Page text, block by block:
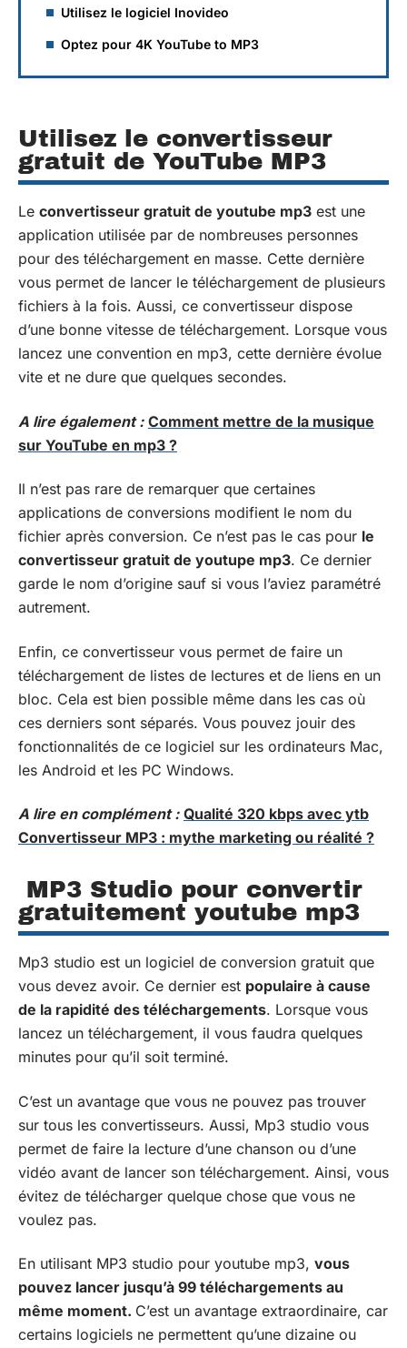
Utilisez le logiciel Inovideo
Optez pour 4K YouTube to MP3
Utilisez le convertisseur
gratuit de YouTube MP3
Le convertisseur gratuit de youtube mp3 est une
application utilisée par de nombreuses personnes
pour des téléchargement en masse. Cette dernière
vous permet de lancer le téléchargement de plusieurs
fichiers à la fois. Aussi, ce convertisseur dispose
d’une bonne vitesse de téléchargement. Lorsque vous
lancez une convention en mp3, cette dernière évolue
vite et ne dure que quelques secondes.
A lire également : Comment mettre de la musique
sur YouTube en mp3 ?
Il n’est pas rare de remarquer que certaines
applications de conversions modifient le nom du
fichier après conversion. Ce n’est pas le cas pour le
convertisseur gratuit de youtupe mp3. Ce dernier
garde le nom d’origine sauf si vous l’aviez paramétré
autrement.
Enfin, ce convertisseur vous permet de faire un
téléchargement de listes de lectures et de liens en un
bloc. Cela est bien possible même dans les cas où
ces derniers sont séparés. Vous pouvez jouir des
fonctionnalités de ce logiciel sur les ordinateurs Mac,
les Android et les PC Windows.
A lire en complément : Qualité 320 kbps avec ytb
Convertisseur MP3 : mythe marketing ou réalité ?
MP3 Studio pour convertir
gratuitement youtube mp3
Mp3 studio est un logiciel de conversion gratuit que
vous devez avoir. Ce dernier est populaire à cause
de la rapidité des téléchargements. Lorsque vous
lancez un téléchargement, il vous faudra quelques
minutes pour qu’il soit terminé.
C’est un avantage que vous ne pouvez pas trouver
sur tous les convertisseurs. Aussi, Mp3 studio vous
permet de faire la lecture d’une chanson ou d’une
vidéo avant de lancer son téléchargement. Ainsi, vous
évitez de télécharger quelque chose que vous ne
voulez pas.
En utilisant MP3 studio pour youtube mp3, vous
pouvez lancer jusqu’à 99 téléchargements au
même moment. C’est un avantage extraordinaire, car
certains logiciels ne permettent qu’une dizaine ou